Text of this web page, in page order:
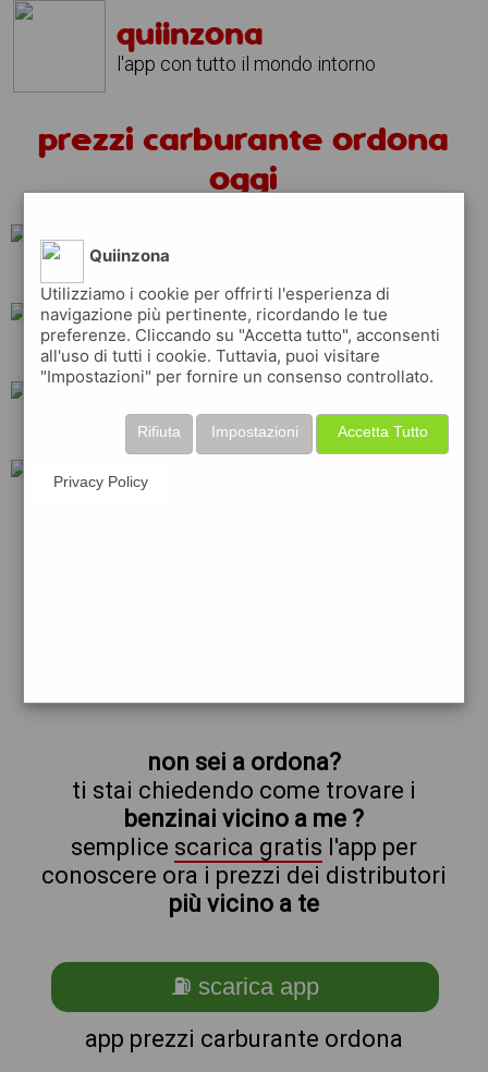
quiinzona
l'app con tutto il mondo intorno
prezzi carburante ordona
oggi
total erg eni
shell tamoil
non sei a ordona?
ti stai chiedendo come trovare i
benzinai vicino a me ?
semplice scarica gratis l'app per
conoscere ora i prezzi dei distributori
più vicino a te
⛽ scarica app
app prezzi carburante ordona
Quiinzona
Utilizziamo i cookie per offrirti l'esperienza di
navigazione più pertinente, ricordando le tue
preferenze. Cliccando su "Accetta tutto", acconsenti
all'uso di tutti i cookie. Tuttavia, puoi visitare
"Impostazioni" per fornire un consenso controllato.
Accetta Tutto
Impostazioni
Rifiuta
Privacy Policy